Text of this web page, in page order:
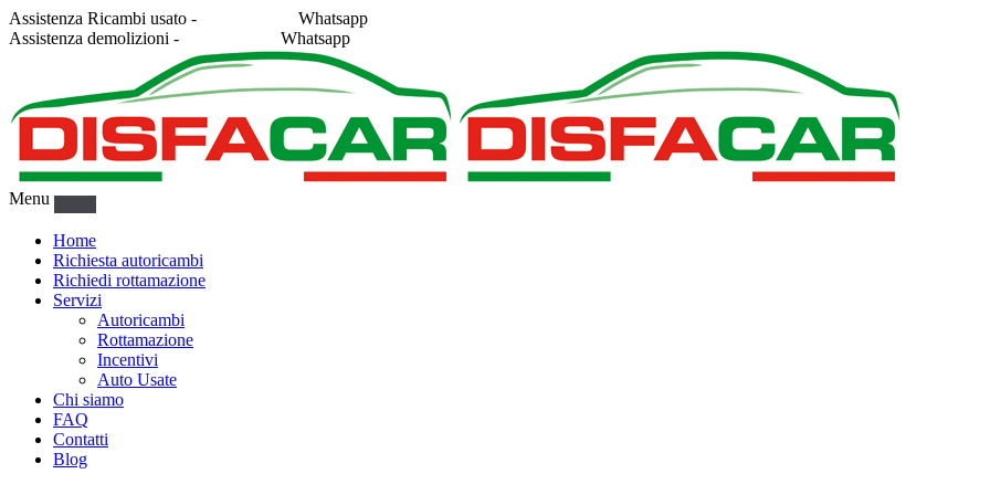
Assistenza Ricambi usato -
Whatsapp
Assistenza demolizioni -
Whatsapp
Menu
Home
Richiesta autoricambi
Richiedi rottamazione
Servizi
Autoricambi
Rottamazione
Incentivi
Auto Usate
Chi siamo
FAQ
Contatti
Blog